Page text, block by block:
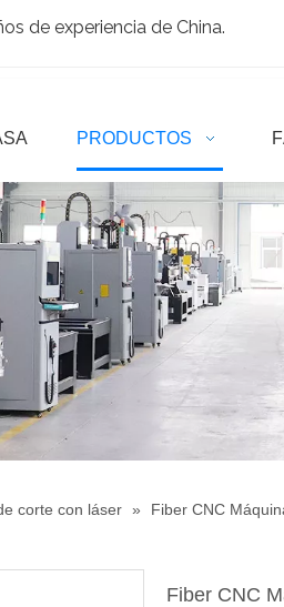
de experiencia de China.
PRODUCTOS
corte con láser » Fiber CNC
Fiber CNC